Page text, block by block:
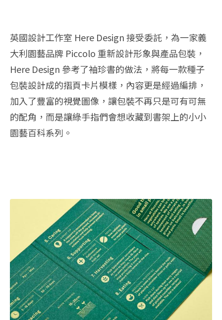
英國設計工作室 Here Design 接受委託，為一家義
大利園藝品牌 Piccolo 重新設計形象與產品包裝，
Here Design 參考了袖珍書的做法，將每一款種子
包裝設計成的摺頁卡片模樣，內容更是經過編排，
加入了豐富的視覺圖像，讓包裝不再只是可有可無
的配角，而是讓綠手指們會想收藏到書架上的小小
園藝百科系列。